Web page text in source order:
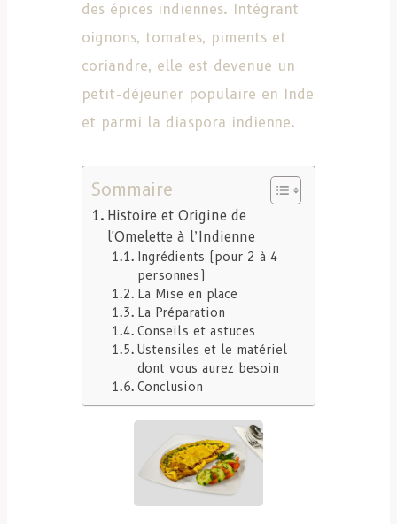
des épices indiennes. Intégrant
oignons, tomates, piments et
coriandre, elle est devenue un
petit-déjeuner populaire en Inde
et parmi la diaspora indienne.
Sommaire
Histoire et Origine de
l'Omelette à l’Indienne
Ingrédients (pour 2 à 4
personnes)
La Mise en place
La Préparation
Conseils et astuces
Ustensiles et le matériel
dont vous aurez besoin
Conclusion